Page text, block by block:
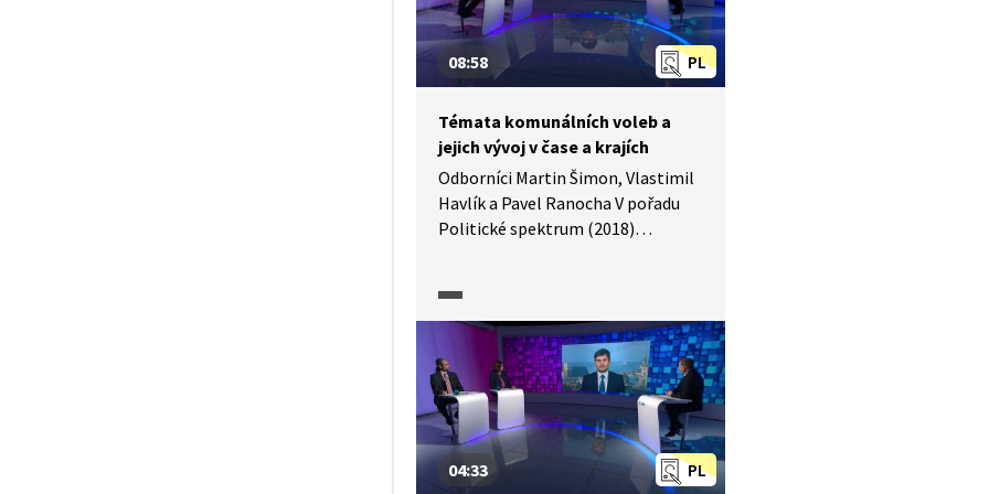
stranického systému. Rozhovor
nabízí srovnání a otevírá prostor
pro zamyšlení nad propojením
PL
08:58
Témata komunálních voleb a
jejich vývoj v čase a krajích
Odborníci Martin Šimon, Vlastimil
Havlík a Pavel Ranocha V pořadu
Politické spektrum (2018)
atraktivní, jak velkou roli hrají
lokální versus celostátní otázky
a proč může být rozhodování
voličů v jednotlivých krajích
odlišné. I když jsou komunální
volby blízké každodennímu životu,
voliči často nemají čas věnovat se
jim do hloubky – a přesto by právě
PL
04:33